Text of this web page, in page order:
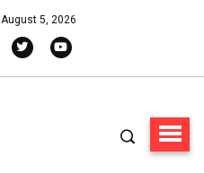
August 5, 2026